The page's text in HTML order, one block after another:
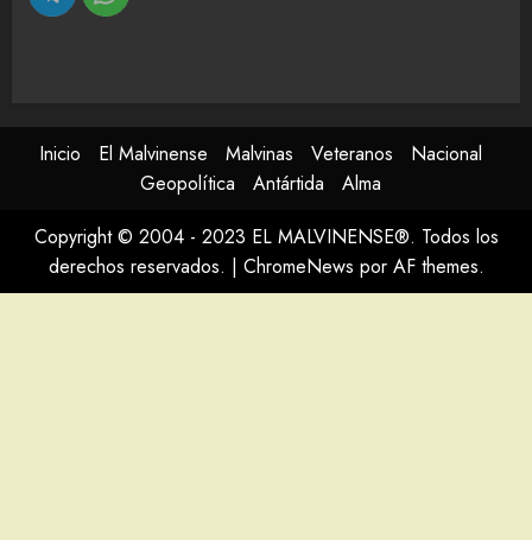
Inicio El Malvinense Malvinas Veteranos
Nacional
Geopolítica
Antártida
Alma
Copyright © 2004 - 2023 EL MALVINENSE®. Todos los
derechos reservados. | ChromeNews por AF themes.